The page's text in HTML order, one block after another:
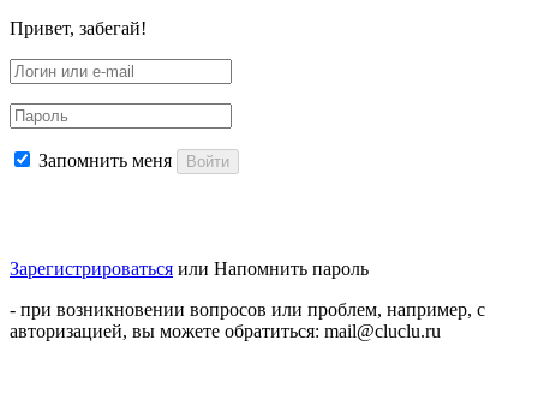
Привет, забегай!
Запомнить меня Войти
Зарегистрироваться или Напомнить пароль
- при возникновении вопросов или проблем, например, с
авторизацией, вы можете обратиться: mail@cluclu.ru